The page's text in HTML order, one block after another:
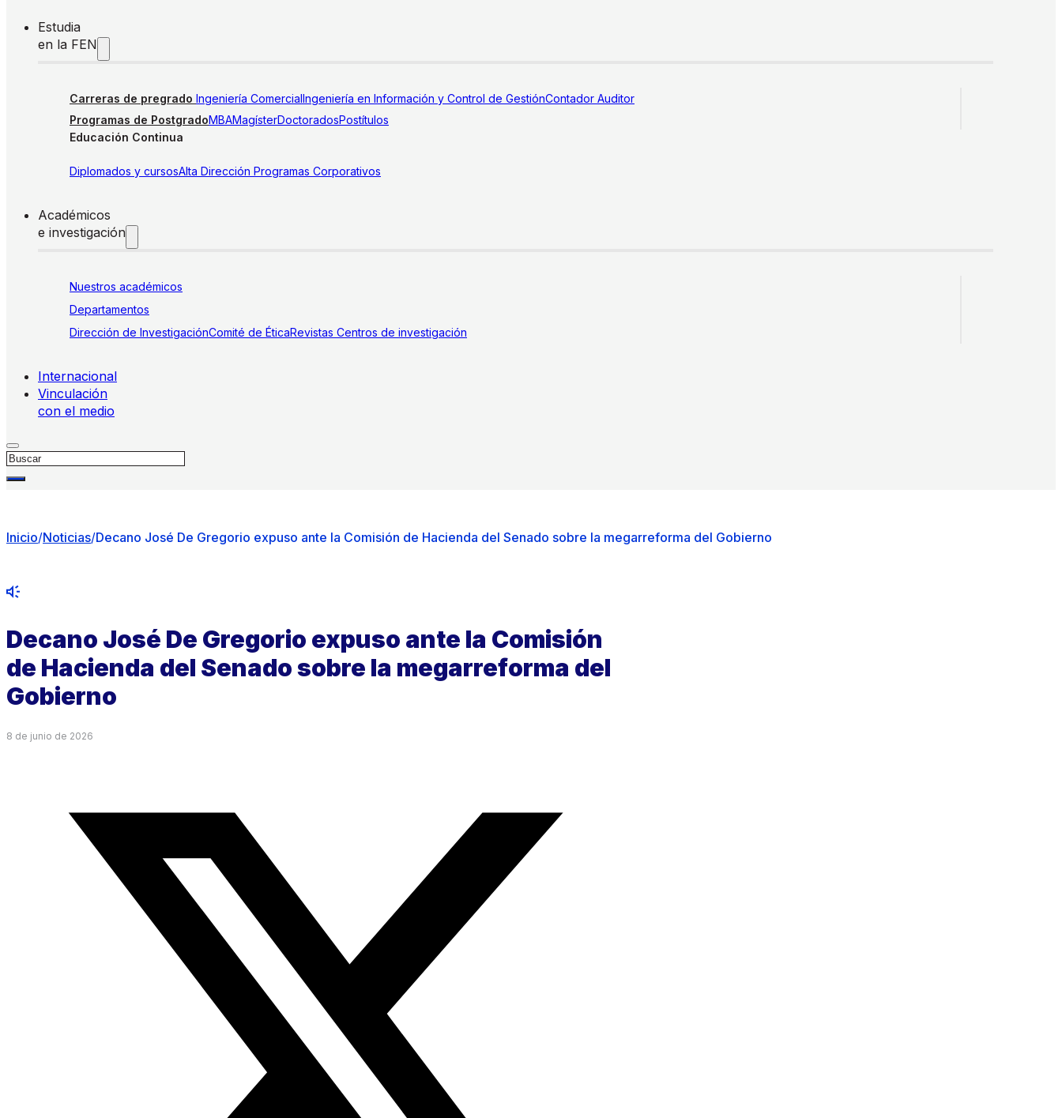
Estudia
en la FEN
Carreras de pregrado Ingeniería ComercialIngeniería en Información y Control de GestiónContador Auditor
Programas de PostgradoMBAMagísterDoctoradosPostítulos
Educación Continua
Diplomados y cursosAlta Dirección Programas Corporativos
Académicos
e investigación
Nuestros académicos
Departamentos
Dirección de InvestigaciónComité de ÉticaRevistas Centros de investigación
Internacional
Vinculación
con el medio
Buscar
Inicio/Noticias/Decano José De Gregorio expuso ante la Comisión de Hacienda del Senado sobre la megarreforma del Gobierno
Decano José De Gregorio expuso ante la Comisión
de Hacienda del Senado sobre la megarreforma del
Gobierno
8 de junio de 2026